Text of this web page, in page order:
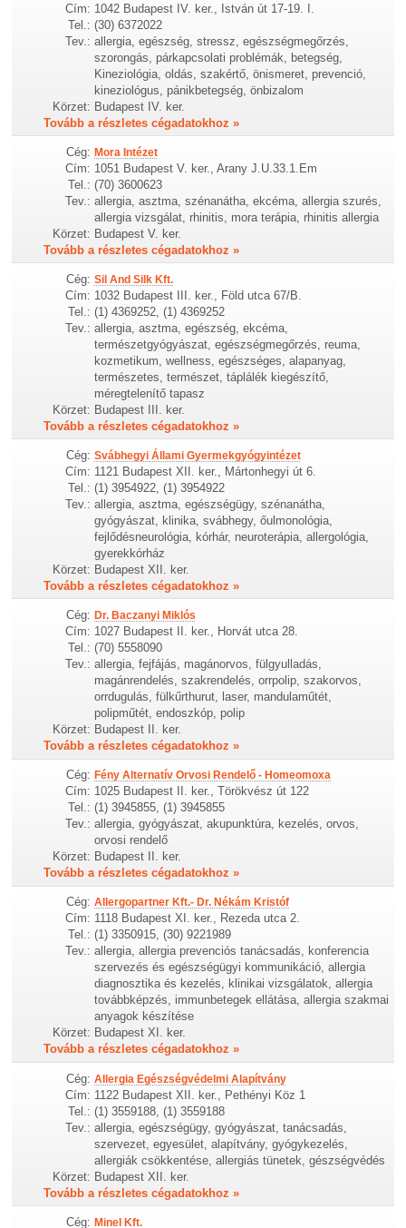
Cím: 1042 Budapest IV. ker., István út 17-19. I.
Tel.: (30) 6372022
Tev.: allergia, egészség, stressz, egészségmegőrzés,
szorongás, párkapcsolati problémák, betegség,
Kineziológia, oldás, szakértő, önismeret, prevenció,
kineziológus, pánikbetegség, önbizalom
Körzet: Budapest IV. ker.
Tovább a részletes cégadatokhoz »
Cég: Mora Intézet
Cím: 1051 Budapest V. ker., Arany J.U.33.1.Em
Tel.: (70) 3600623
Tev.: allergia, asztma, szénanátha, ekcéma, allergia szurés,
allergia vizsgálat, rhinitis, mora terápia, rhinitis allergia
Körzet: Budapest V. ker.
Tovább a részletes cégadatokhoz »
Cég: Sil And Silk Kft.
Cím: 1032 Budapest III. ker., Föld utca 67/B.
Tel.: (1) 4369252, (1) 4369252
Tev.: allergia, asztma, egészség, ekcéma,
természetgyógyászat, egészségmegőrzés, reuma,
kozmetikum, wellness, egészséges, alapanyag,
természetes, természet, táplálék kiegészítő,
méregtelenítő tapasz
Körzet: Budapest III. ker.
Tovább a részletes cégadatokhoz »
Cég: Svábhegyi Állami Gyermekgyógyintézet
Cím: 1121 Budapest XII. ker., Mártonhegyi út 6.
Tel.: (1) 3954922, (1) 3954922
Tev.: allergia, asztma, egészségügy, szénanátha,
gyógyászat, klinika, svábhegy, őulmonológia,
fejlődésneurológia, kórhár, neuroterápia, allergológia,
gyerekkórház
Körzet: Budapest XII. ker.
Tovább a részletes cégadatokhoz »
Cég: Dr. Baczanyi Miklós
Cím: 1027 Budapest II. ker., Horvát utca 28.
Tel.: (70) 5558090
Tev.: allergia, fejfájás, magánorvos, fülgyulladás,
magánrendelés, szakrendelés, orrpolip, szakorvos,
orrdugulás, fülkűrthurut, laser, mandulaműtét,
polipműtét, endoszkóp, polip
Körzet: Budapest II. ker.
Tovább a részletes cégadatokhoz »
Cég: Fény Alternatív Orvosi Rendelő - Homeomoxa
Cím: 1025 Budapest II. ker., Törökvész út 122
Tel.: (1) 3945855, (1) 3945855
Tev.: allergia, gyógyászat, akupunktúra, kezelés, orvos,
orvosi rendelő
Körzet: Budapest II. ker.
Tovább a részletes cégadatokhoz »
Cég: Allergopartner Kft.- Dr. Nékám Kristóf
Cím: 1118 Budapest XI. ker., Rezeda utca 2.
Tel.: (1) 3350915, (30) 9221989
Tev.: allergia, allergia prevenciós tanácsadás, konferencia
szervezés és egészségügyi kommunikáció, allergia
diagnosztika és kezelés, klinikai vizsgálatok, allergia
továbbképzés, immunbetegek ellátása, allergia szakmai
anyagok készítése
Körzet: Budapest XI. ker.
Tovább a részletes cégadatokhoz »
Cég: Allergia Egészségvédelmi Alapítvány
Cím: 1122 Budapest XII. ker., Pethényi Köz 1
Tel.: (1) 3559188, (1) 3559188
Tev.: allergia, egészségügy, gyógyászat, tanácsadás,
szervezet, egyesület, alapítvány, gyógykezelés,
allergiák csökkentése, allergiás tünetek, gészségvédés
Körzet: Budapest XII. ker.
Tovább a részletes cégadatokhoz »
Cég: Minel Kft.